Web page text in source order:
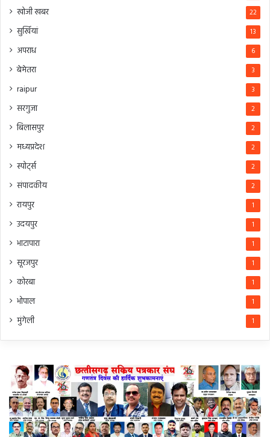
खोजी खबर 22
सुर्खियां 13
अपराध 6
बेमेतरा 3
raipur 3
सरगुजा 2
बिलासपुर 2
मध्यप्रदेश 2
स्पोर्ट्स 2
संपादकीय 2
रायपुर 1
उदयपुर 1
भाटापारा 1
सूरजपुर 1
कोरबा 1
भोपाल 1
मुंगेली 1